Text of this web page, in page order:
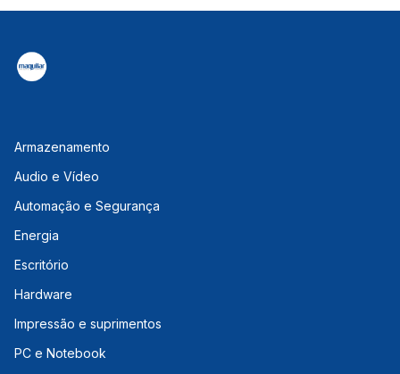
Armazenamento
Audio e Vídeo
Automação e Segurança
Energia
Escritório
Hardware
Impressão e suprimentos
PC e Notebook